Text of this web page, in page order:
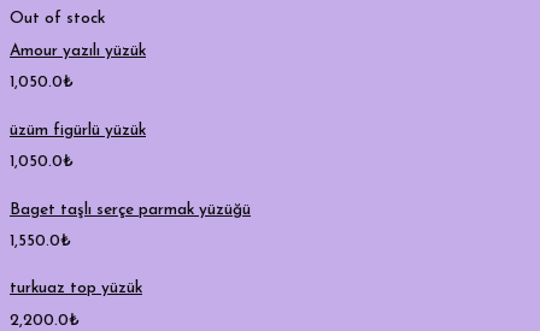
Out of stock
Amour yazılı yüzük
1,050.0₺
üzüm figürlü yüzük
1,050.0₺
Baget taşlı serçe parmak yüzüğü
1,550.0₺
turkuaz top yüzük
2,200.0₺